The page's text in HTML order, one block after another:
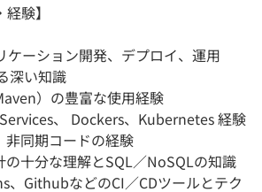
験】
ケーション開発、デプロイ、運用
深い知識
）の豊富な使用経験
、 Dockers、Kubernetes 経験
非同期コードの経験
の十分な理解とSQL／NoSQLの知識
、GithubなどのCI／CDツールとテク